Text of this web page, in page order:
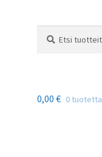
0,00 € 0 tuotetta